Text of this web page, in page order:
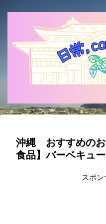
沖縄 おすすめの
食品】バーベキュ
スポン